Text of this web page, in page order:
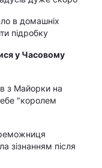
в домашніх
підробку
у Часовому
з Майорки на
"королем
зізнанням після